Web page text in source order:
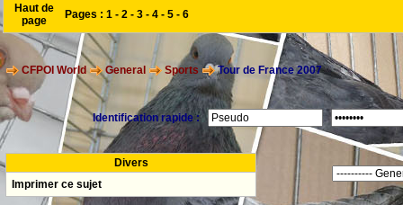
Haut de
page
Pages : 1 - 2 - 3 - 4 - 5 - 6
CFPOI World General Sports Tour de France 2007
Identification rapide :
Divers
Imprimer ce sujet